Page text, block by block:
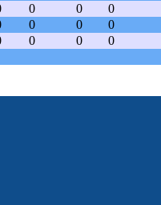
0 0
0
0 0
0
0 0 0